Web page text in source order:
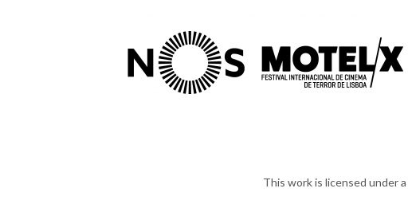
This work is licensed under a